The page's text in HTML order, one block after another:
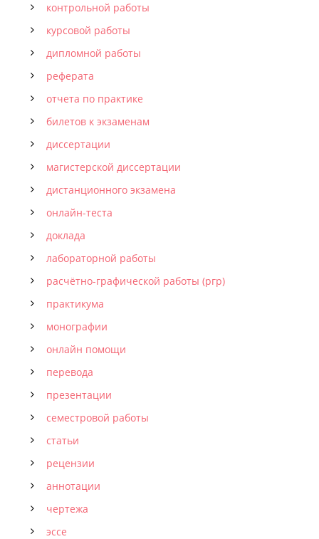
контрольной работы
курсовой работы
дипломной работы
реферата
отчета по практике
билетов к экзаменам
диссертации
магистерской диссертации
дистанционного экзамена
онлайн-теста
доклада
лабораторной работы
расчётно-графической работы (ргр)
практикума
монографии
онлайн помощи
перевода
презентации
семестровой работы
статьи
рецензии
аннотации
чертежа
эссе